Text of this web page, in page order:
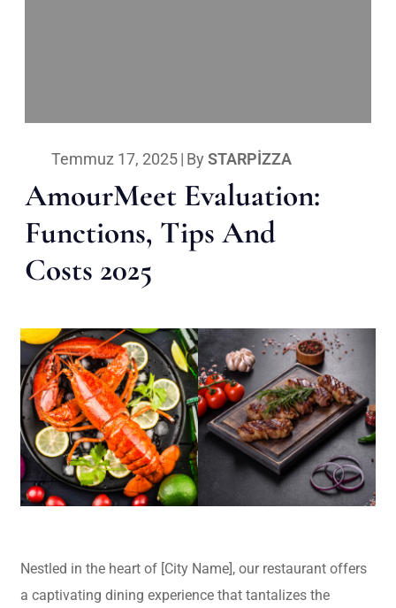
Temmuz 17, 2025| By STARPIZZA
AmourMeet Evaluation:
Functions, Tips And
Costs 2025
Nestled in the heart of [City Name], our restaurant offers
a captivating dining experience that tantalizes the